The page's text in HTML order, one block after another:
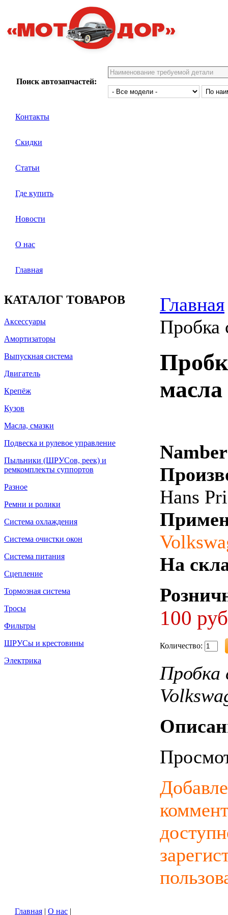
Поиск автозапчастей:
Контакты
Скидки
Статьи
Где купить
Новости
О нас
Главная
КАТАЛОГ ТОВАРОВ
Аксессуары
Амортизаторы
Выпускная система
Двигатель
Крепёж
Кузов
Масла, смазки
Подвеска и рулевое управление
Пыльники (ШРУСов, реек) и
ремкомплекты суппортов
Разное
Ремни и ролики
Система охлаждения
Система очистки окон
Система питания
Сцепление
Тормозная система
Тросы
Фильтры
ШРУСы и крестовины
Электрика
Главная
Пробка
масла
Hans
На
100
Количество:
Пробка
Главная | О нас |